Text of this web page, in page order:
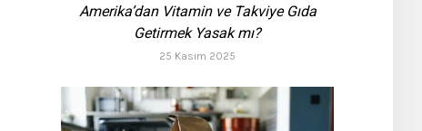
Amerika’dan Vitamin ve Takviye Gıda
Getirmek Yasak mı?
25 Kasım 2025